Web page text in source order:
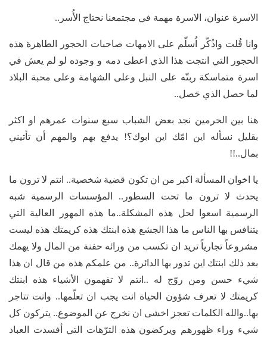
الاسرة عنوان، الاسرة مهمة في مجتمعنا نحتاج الأُسر..
وانا قُلت واذُكّر اُسلّم على الامهات صاحبات الحجور الطاهرة هذه
الحجور التي انتجت هذا الذي اعطى دمه و وجوده لو لم يعش في
اسرة متماسكة ربتّه على النبل وعلى الشهامة وعلى محبة البلاد
لما حصل الذي حَصل..
هنا بين الحرمين نجد بعض الشباب سبع سنوات عمرهم او اكثر
بقليل نسأله اين امّك اين ابوك؟! يدفع بهم والمهم أن تأتيني
بمال..!!
يا اخوان المسألة اكبر من ان تكون قضية شخصية.. انتم لا ترون ما
يحدث لا ترون ما تحت السطور.. المؤسسات الرسمية شبه
الرسمية اسعوا لحل هذه المشكلة..ما هذه المهور العالية التي
يتنافس بها الناس ما هذا الجشع هذه ابنتك هذه كريمتك هذه ليست
مشروعاً تجارياً تريد ان تكسب من ورائه حفنة من المال ولا يهمك
بعد ذلك ابنتك اين تدور بها الدائرة.. من علمكم هذه من قال ان هذا
شيء حسن ومن روّج له ..انتم لا تفهمون الأشياء هذه ابنتك
كريمتك لا تعرف شؤون الحياة انت يجب ان تعلّمها.. وانت تتاجر
بها..والله الكلمات تعجز اخشى ان نخرج عن الموضوع.. يتركون كل
شيء وراء ظهورهم ويركضون هذه الترّهات التي أفسدت العباد